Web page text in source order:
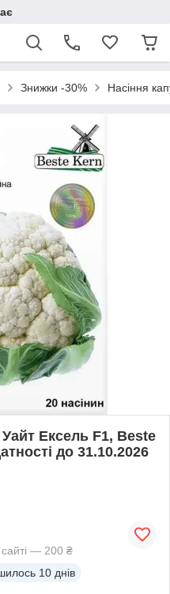
Знижки -30% Насіння
Уайт Ексель F1, Beste
до 31.10.2026
— 200 ₴
10 днів